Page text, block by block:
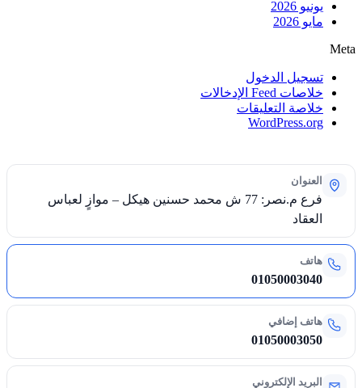
يونيو 2026
مايو 2026
Meta
تسجيل الدخول
خلاصات Feed الإدخالات
خلاصة التعليقات
WordPress.org
العنوان
فرع م.نصر: 77 ش محمد حسنين هيكل – موازٍ لعباس
العقاد
هاتف
01050003040
هاتف إضافي
01050003050
البريد الإلكتروني